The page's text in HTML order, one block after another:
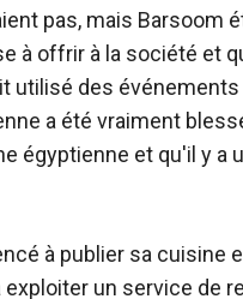
pas, mais Barsoom
à offrir à la société et
utilisé des
a été vraiment
égyptienne et qu'il y a
à publier sa cuisine
un service de